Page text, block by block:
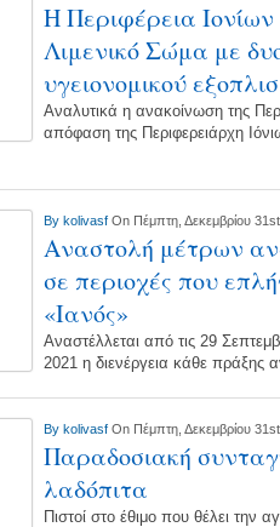
Η Περιφέρεια
Λιμενικό Σώμα με
υγειονομικού
Αναλυτικά η ανακοίνωση της
απόφαση της Περιφερειάρχη
By kolivasf On Πέμπτη, Δεκεμβρίου
Αναστολή μέτρων
σε περιοχές που
«Ιανός»
Αναστέλλεται από τις 29
2021 η διενέργεια κάθε πράξης
By kolivasf On Πέμπτη, Δεκεμβρίου
Παραδοσιακή
λαδόπιτα
Πιστοί στο έθιμο που θέλει την